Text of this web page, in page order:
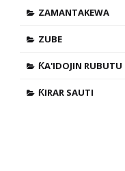
ZAMANTAKEWA
ZUBE
ƘA'IDOJIN RUBUTU
ƘIRAR SAUTI